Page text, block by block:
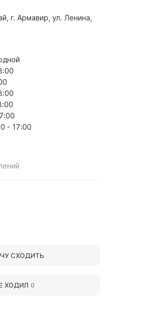
г. Армавир, ул. Ленина,
- 17:00
СХОДИТЬ
ХОДИЛ 0